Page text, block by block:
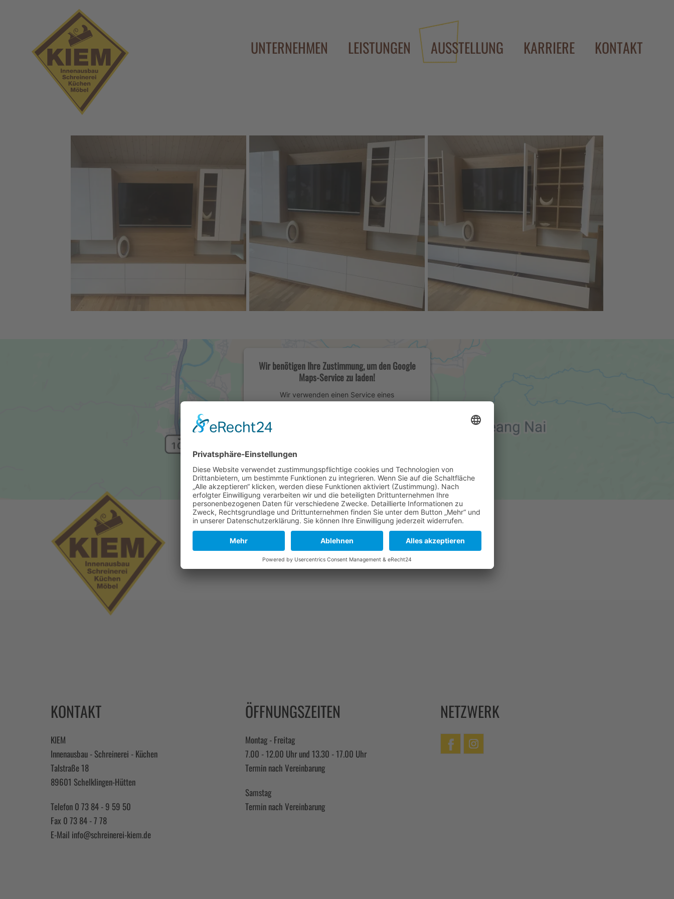
UNTERNEHMEN LEISTUNGEN AUSSTELLUNG KARRIERE KONTAKT
Wir benötigen Ihre Zustimmung, um den Google
Maps-Service zu laden!
Wir verwenden einen Service eines
sammeln. Bitte lesen Sie die Details durch und
Mehr Informationen
Akzeptieren
powered by Usercentrics Consent Management
Platform&eRecht24
KONTAKT
KIEM
Innenausbau - Schreinerei - Küchen
Talstraße 18
89601 Schelklingen-Hütten
Telefon 0 73 84 - 9 59 50
Fax 0 73 84 - 7 78
E-Mail info@schreinerei-kiem.de
ÖFFNUNGSZEITEN
Montag - Freitag
7.00 - 12.00 Uhr und 13.30 - 17.00 Uhr
Termin nach Vereinbarung
Samstag
Termin nach Vereinbarung
NETZWERK